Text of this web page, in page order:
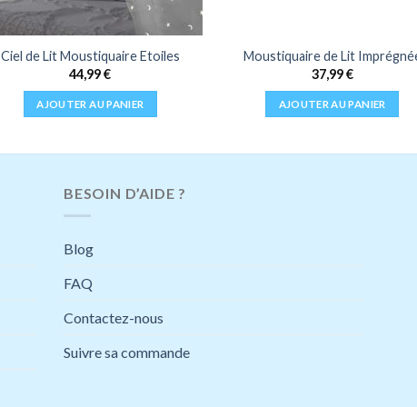
Ciel de Lit Moustiquaire Etoiles
44,99€
AJOUTER AU PANIER
Moustiquaire de Lit
37,99€
AJOUTER AU PANIER
BESOIN D’AIDE ?
Blog
FAQ
Contactez-nous
Suivre sa commande